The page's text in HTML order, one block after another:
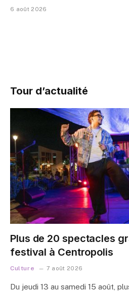
6 août 2026
Tour d’actualité
Plus de 20 spectacles
festival à Centropolis
Culture 7 août 2026
Du jeudi 13 au samedi 15 août,